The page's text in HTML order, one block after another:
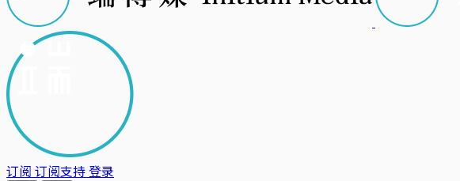
订阅 订阅支持登录